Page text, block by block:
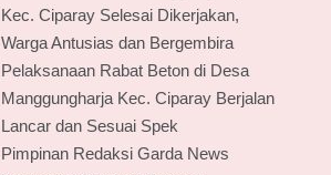
Kec. Ciparay Selesai Dikerjakan,
Warga Antusias dan Bergembira
Pelaksanaan Rabat Beton di Desa
Manggungharja Kec. Ciparay Berjalan
Lancar dan Sesuai Spek
Pimpinan Redaksi Garda News